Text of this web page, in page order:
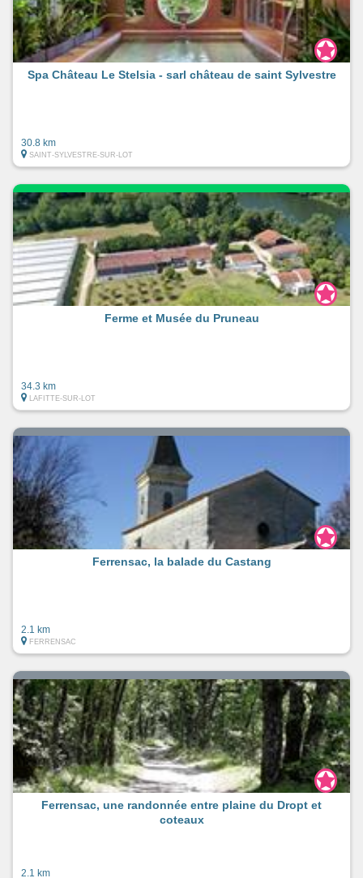
Spa Château Le Stelsia - sarl château de saint Sylvestre
30.8 km
SAINT-SYLVESTRE-SUR-LOT
Ferme et Musée du Pruneau
34.3 km
LAFITTE-SUR-LOT
Ferrensac, la balade du Castang
2.1 km
FERRENSAC
Ferrensac, une randonnée entre plaine du Dropt et
coteaux
2.1 km